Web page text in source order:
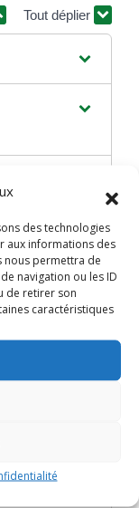
des technologies
aux informations des
nous permettra de
navigation ou les ID
de retirer son
caractéristiques
Tout déplier